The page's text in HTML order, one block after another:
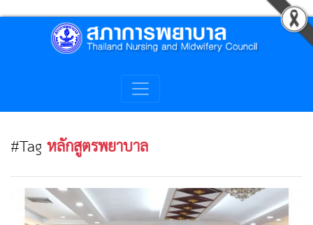
#Tagหลักสูตรพยาบาล